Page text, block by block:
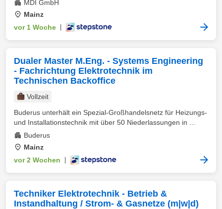
MDI GmbH
Mainz
vor 1 Woche
Dualer Master M.Eng. - Systems Engineering
- Fachrichtung Elektrotechnik im
Technischen Backoffice
Vollzeit
Buderus unterhält ein Spezial-Großhandelsnetz für Heizungs-
und Installationstechnik mit über 50 Niederlassungen in ...
Buderus
Mainz
vor 2 Wochen
Techniker Elektrotechnik - Betrieb &
Instandhaltung / Strom- & Gasnetze (m|w|d)